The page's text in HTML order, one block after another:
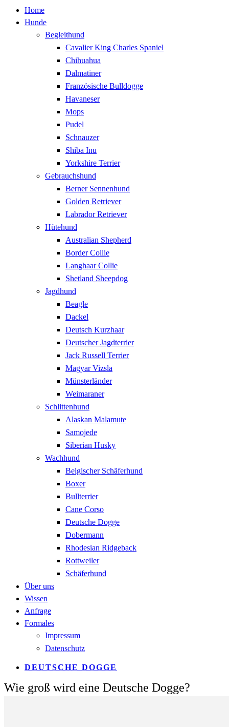
Home
Hunde
Begleithund
Cavalier King Charles Spaniel
Chihuahua
Dalmatiner
Französische Bulldogge
Havaneser
Mops
Pudel
Schnauzer
Shiba Inu
Yorkshire Terrier
Gebrauchshund
Berner Sennenhund
Golden Retriever
Labrador Retriever
Hütehund
Australian Shepherd
Border Collie
Langhaar Collie
Shetland Sheepdog
Jagdhund
Beagle
Dackel
Deutsch Kurzhaar
Deutscher Jagdterrier
Jack Russell Terrier
Magyar Vizsla
Münsterländer
Weimaraner
Schlittenhund
Alaskan Malamute
Samojede
Siberian Husky
Wachhund
Belgischer Schäferhund
Boxer
Bullterrier
Cane Corso
Deutsche Dogge
Dobermann
Rhodesian Ridgeback
Rottweiler
Schäferhund
Über uns
Wissen
Anfrage
Formales
Impressum
Datenschutz
DEUTSCHE DOGGE
Wie groß wird eine Deutsche Dogge?